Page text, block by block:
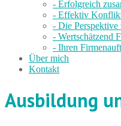
- Erfolgreich
- Effektiv
- Die Perspektive
- Wertschätzend
- Ihren
Über mich
Kontakt
Ausbildung